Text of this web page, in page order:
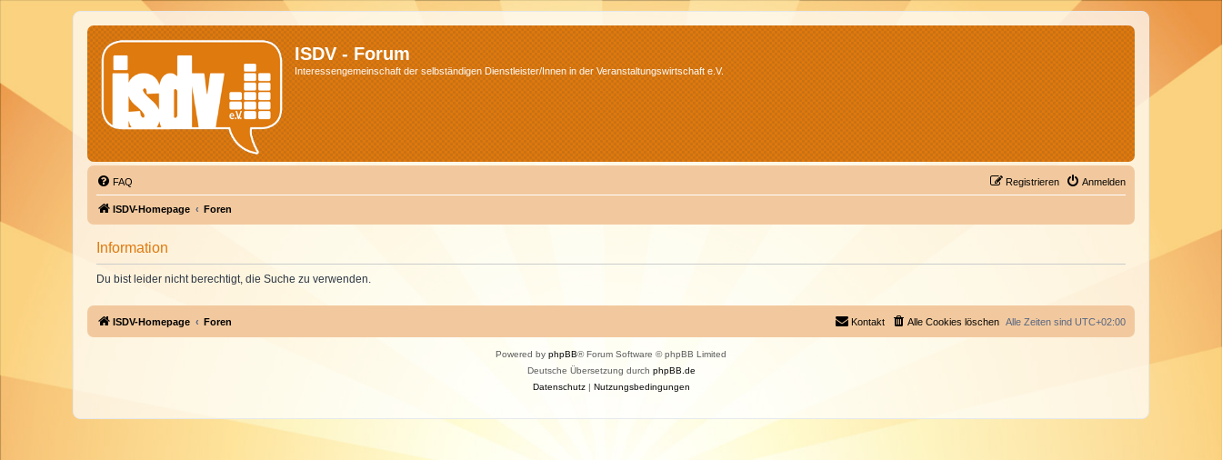
ISDV - Forum
Interessengemeinschaft der selbständigen Dienstleister/Innen in der Veranstaltungswirtschaft e.V.
FAQ Anmelden
Registrieren
ISDV-Homepage Foren
Information
Du bist leider nicht berechtigt, die Suche zu verwenden.
ISDV-Homepage Foren Alle Zeiten sind UTC+02:00
Alle Cookies löschen
Kontakt
Powered by phpBB® Forum Software © phpBB Limited
Deutsche Übersetzung durch phpBB.de
Datenschutz| Nutzungsbedingungen